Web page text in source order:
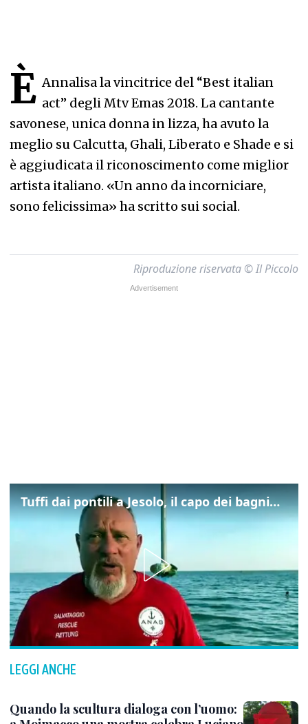
È Annalisa la vincitrice del “Best italian
act” degli Mtv Emas 2018. La cantante
savonese, unica donna in lizza, ha avuto la
meglio su Calcutta, Ghali, Liberato e Shade e si
è aggiudicata il riconoscimento come miglior
artista italiano. «Un anno da incorniciare,
sono felicissima» ha scritto sui social.
Riproduzione riservata © Il Piccolo
Tuffi dai pontili a Jesolo, il capo dei bagnini: "L'impegno di tutti per evitare altre tragedie"
LEGGI ANCHE
Quando la scultura dialoga con l’uomo: